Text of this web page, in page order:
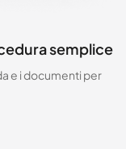
semplice
e i documenti per